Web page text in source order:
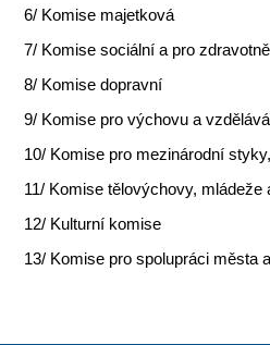
6/ Komise majetková
7/ Komise sociální a pro
8/ Komise dopravní
9/ Komise pro výchovu a
10/ Komise pro mezinárodní
11/ Komise tělovýchovy, mládeže
12/ Kulturní komise
13/ Komise pro spolupráci města